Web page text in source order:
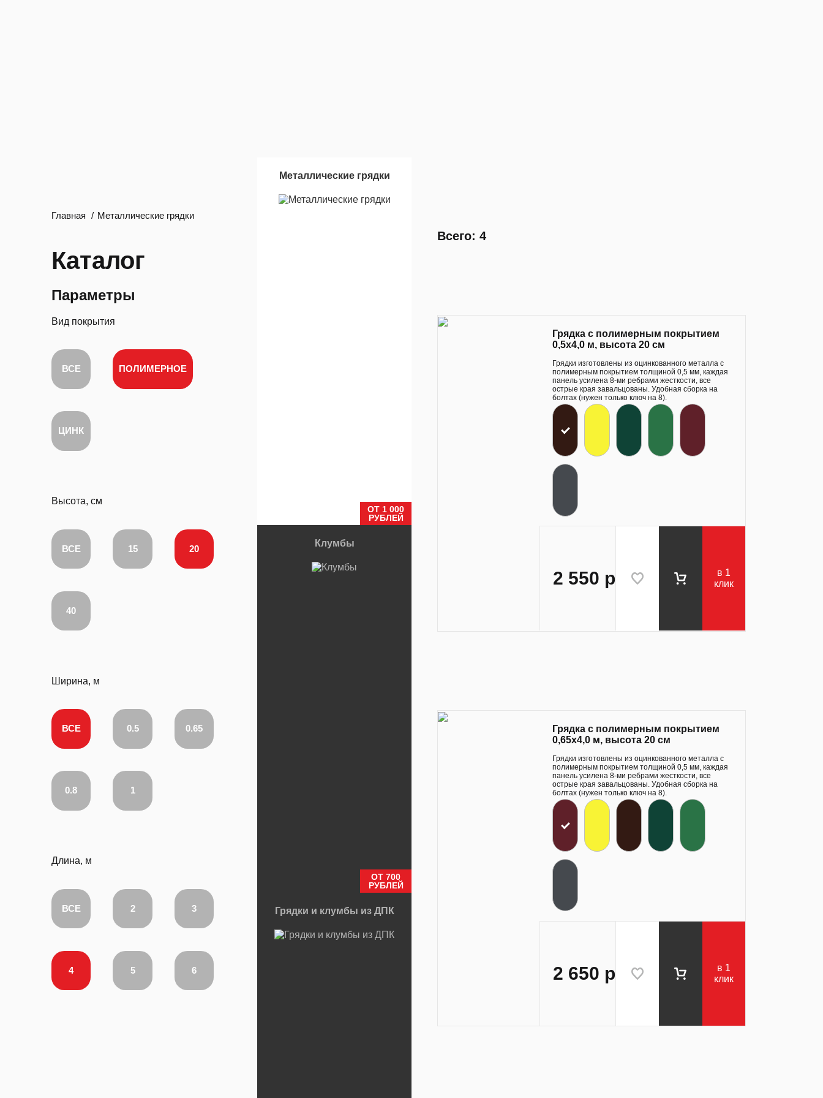
Главная Металлические грядки
Каталог
Параметры
Вид покрытия
ВСЕ ПОЛИМЕРНОЕ
ЦИНК
Высота, см
ВСЕ 15 20
40
Ширина, м
ВСЕ 0.5 0.65
0.8 1
Длина, м
ВСЕ 2 3
4 5 6
Металлические грядки
ОТ 1 000
РУБЛЕЙ
Клумбы
ОТ 700
РУБЛЕЙ
Грядки и клумбы из ДПК
Всего: 4
Грядка с полимерным покрытием
0,5х4,0 м, высота 20 см
Грядки изготовлены из оцинкованного металла с
полимерным покрытием толщиной 0,5 мм, каждая
панель усилена 8-ми ребрами жесткости, все
острые края завальцованы. Удобная сборка на
болтах (нужен только ключ на 8).
2 550 р
в 1
клик
Грядка с полимерным покрытием
0,65х4,0 м, высота 20 см
Грядки изготовлены из оцинкованного металла с
полимерным покрытием толщиной 0,5 мм, каждая
панель усилена 8-ми ребрами жесткости, все
острые края завальцованы. Удобная сборка на
болтах (нужен только ключ на 8).
2 650 р
в 1
клик